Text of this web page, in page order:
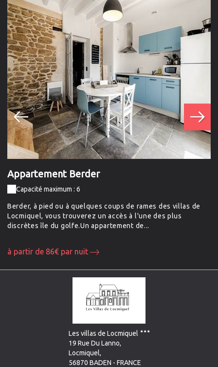
Appartement Berder
Capacité maximum : 6
Berder, à pied ou à quelques coups de rames des villas de
Locmiquel, vous trouverez un accès à l'une des plus
discrètes île du golfe.Un appartement de...
à partir de 86€ par nuit
Les villas de Locmiquel
19 Rue Du Lanno,
Locmiquel,
56870 BADEN - FRANCE